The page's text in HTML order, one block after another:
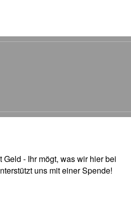
- Ihr mögt, was wir hier bei
uns mit einer Spende!